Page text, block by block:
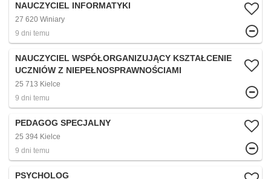
NAUCZYCIEL INFORMATYKI
27 620 Winiary
9 dni temu
NAUCZYCIEL WSPÓŁORGANIZUJĄCY KSZTAŁCENIE
UCZNIÓW Z NIEPEŁNOSPRAWNOŚCIAMI
25 713 Kielce
9 dni temu
PEDAGOG SPECJALNY
25 394 Kielce
9 dni temu
PSYCHOLOG